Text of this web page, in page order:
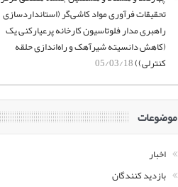
تحقیقات فرآوری مواد کاشی‌گر (استانداردسازی
راهبری مدار فلوتاسیون کارخانه پرعیارکنی یک
(کاهش دانسیته شیرآهک و راه‌اندازی حلقه
کنترلی))05/03/18
موضوعات
اخبار
بازدید کنندگان